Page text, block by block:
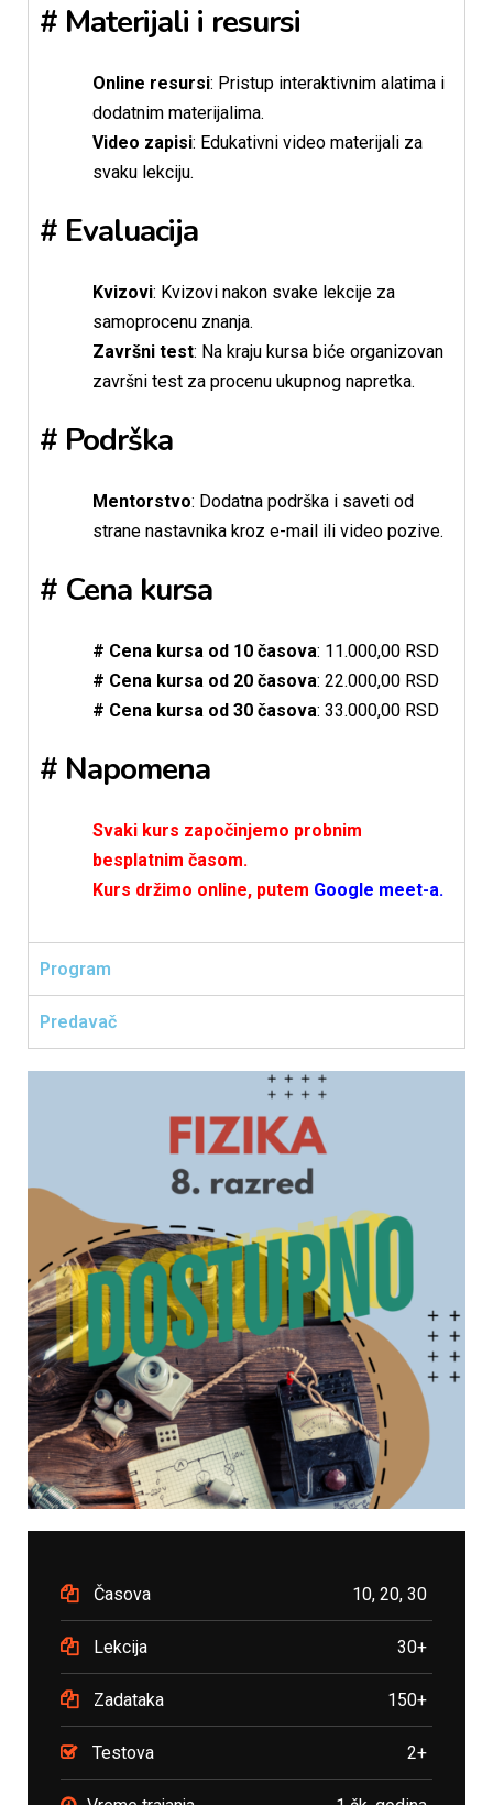
# Materijali i resursi
Online resursi: Pristup interaktivnim alatima i
dodatnim materijalima.
Video zapisi: Edukativni video materijali za
svaku lekciju.
# Evaluacija
Kvizovi: Kvizovi nakon svake lekcije za
samoprocenu znanja.
Završni test: Na kraju kursa biće organizovan
završni test za procenu ukupnog napretka.
# Podrška
Mentorstvo: Dodatna podrška i saveti od
strane nastavnika kroz e-mail ili video pozive.
# Cena kursa
# Cena kursa od 10 časova: 11.000,00 RSD
# Cena kursa od 20 časova: 22.000,00 RSD
# Cena kursa od 30 časova: 33.000,00 RSD
# Napomena
Svaki kurs započinjemo probnim
besplatnim časom.
Kurs držimo online, putem Google meet-a.
Program
Predavač
Časova 10, 20, 30
Lekcija 30+
Zadataka 150+
Testova 2+